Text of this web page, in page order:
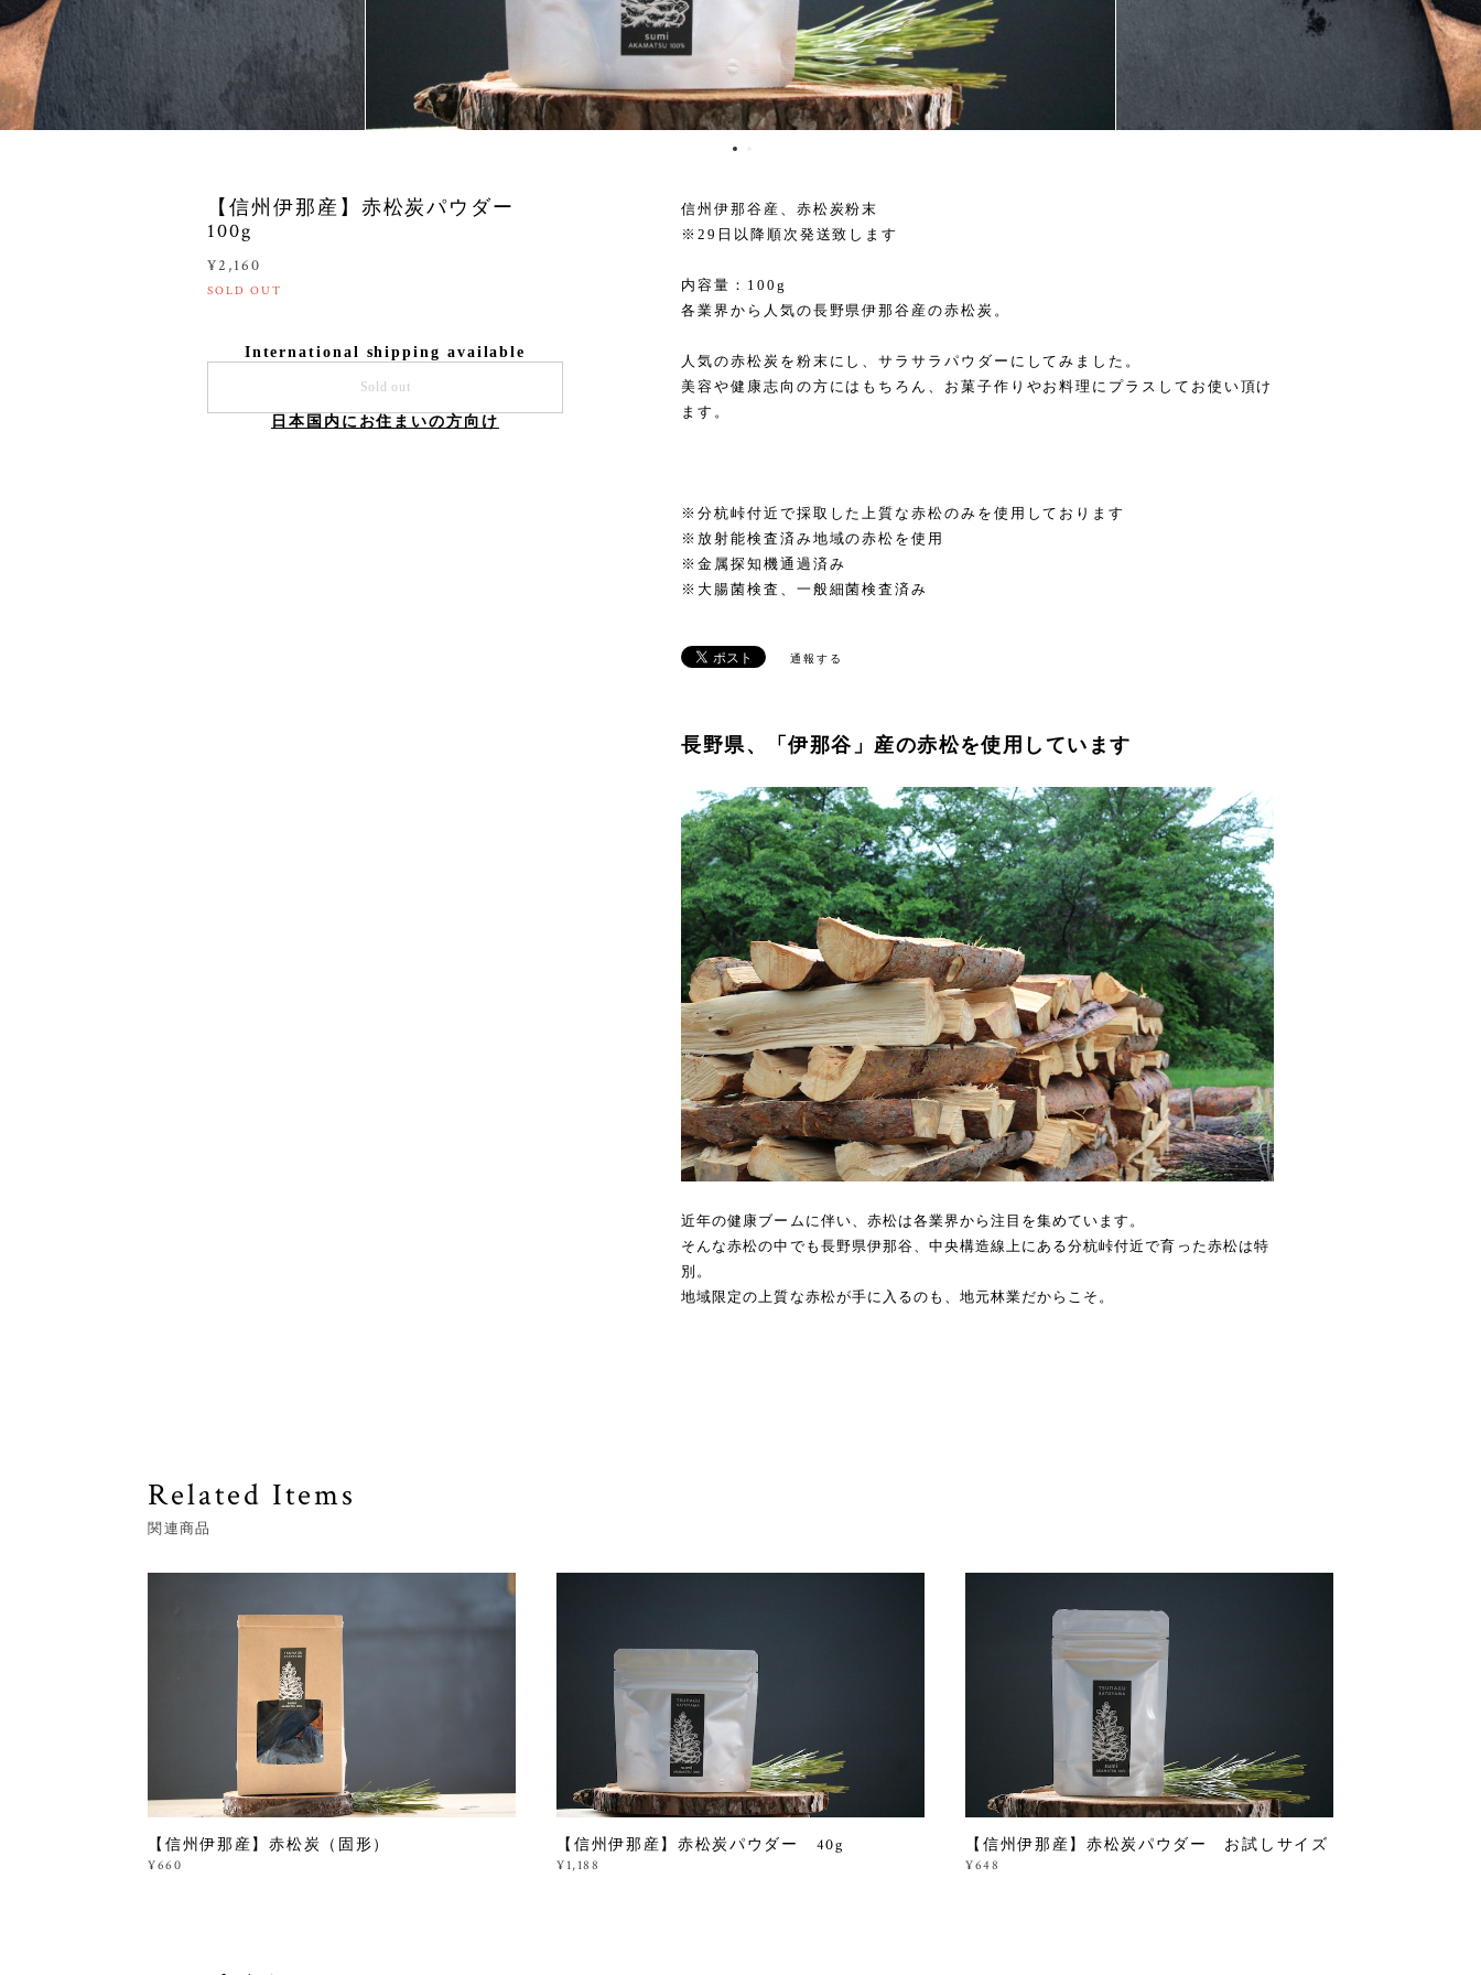
【信州伊那産】赤松炭パウダー
100g
¥2,160
SOLD OUT
International shipping available
Sold out
日本国内にお住まいの方向け
信州伊那谷産、赤松炭粉末
※29日以降順次発送致します
内容量：100g
各業界から人気の長野県伊那谷産の赤松炭。
人気の赤松炭を粉末にし、サラサラパウダーにしてみました。
美容や健康志向の方にはもちろん、お菓子作りやお料理にプラスしてお使い頂け
ます。
※分杭峠付近で採取した上質な赤松のみを使用しております
※放射能検査済み地域の赤松を使用
※金属探知機通過済み
※大腸菌検査、一般細菌検査済み
通報する
長野県、「伊那谷」産の赤松を使用しています
近年の健康ブームに伴い、赤松は各業界から注目を集めています。
そんな赤松の中でも長野県伊那谷、中央構造線上にある分杭峠付近で育った赤松は特
別。
地域限定の上質な赤松が手に入るのも、地元林業だからこそ。
Related Items
関連商品
【信州伊那産】赤松炭（固形）
¥660
【信州伊那産】赤松炭パウダー 40g
¥1,188
【信州伊那産】赤松炭パウダー お試しサイズ
¥648